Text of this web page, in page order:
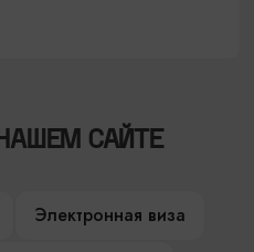
САЙТЕ
Электронная виза